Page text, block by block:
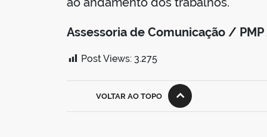
Assessoria de Comunicação / PMP
Post Views: 3.275
VOLTAR AO TOPO